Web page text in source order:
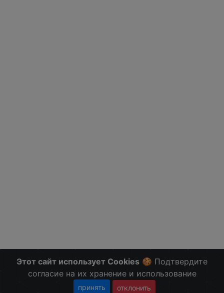
Этот сайт использует Cookies 🍪 Подтвердите
согласие на их хранение и использование
принять отклонить